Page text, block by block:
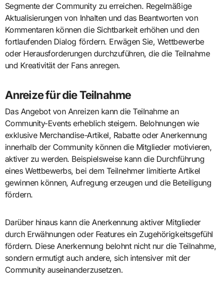
Segmente der Community zu erreichen. Regelmäßige
Aktualisierungen von Inhalten und das Beantworten von
Kommentaren können die Sichtbarkeit erhöhen und den
fortlaufenden Dialog fördern. Erwägen Sie, Wettbewerbe
oder Herausforderungen durchzuführen, die die Teilnahme
und Kreativität der Fans anregen.
Anreize für die Teilnahme
Das Angebot von Anreizen kann die Teilnahme an
Community-Events erheblich steigern. Belohnungen wie
exklusive Merchandise-Artikel, Rabatte oder Anerkennung
innerhalb der Community können die Mitglieder motivieren,
aktiver zu werden. Beispielsweise kann die Durchführung
eines Wettbewerbs, bei dem Teilnehmer limitierte Artikel
gewinnen können, Aufregung erzeugen und die Beteiligung
fördern.
Darüber hinaus kann die Anerkennung aktiver Mitglieder
durch Erwähnungen oder Features ein Zugehörigkeitsgefühl
fördern. Diese Anerkennung belohnt nicht nur die Teilnahme,
sondern ermutigt auch andere, sich intensiver mit der
Community auseinanderzusetzen.